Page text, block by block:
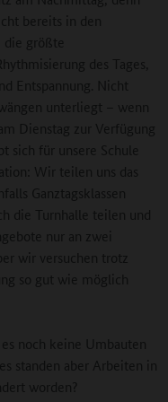
bereits in den
die größte
des Tages,
Entspannung. Nicht
unterliegt – wenn
Dienstag zur Verfügung
sich für unsere Schule
Wir teilen uns das
Ganztagsklassen
die Turnhalle teilen und
nur an zwei
wir versuchen trotz
so gut wie möglich
noch keine Umbauten
standen aber Arbeiten in
worden?